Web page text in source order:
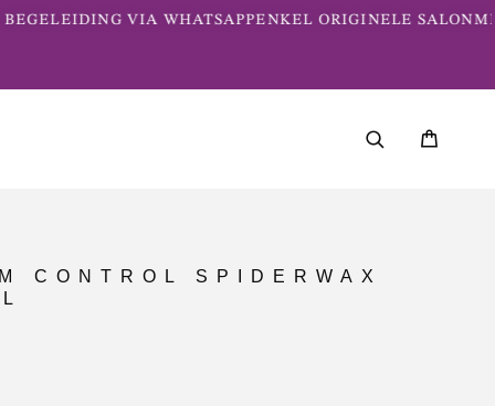
VIA WHATSAPPENKEL ORIGINELE
CONTROL SPIDERWAX